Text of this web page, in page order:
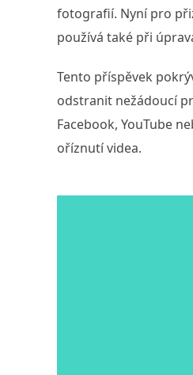
fotografií. Nyní pro
používá také při
Tento příspěvek
odstranit nežádoucí
Facebook, YouTube
oříznutí videa.